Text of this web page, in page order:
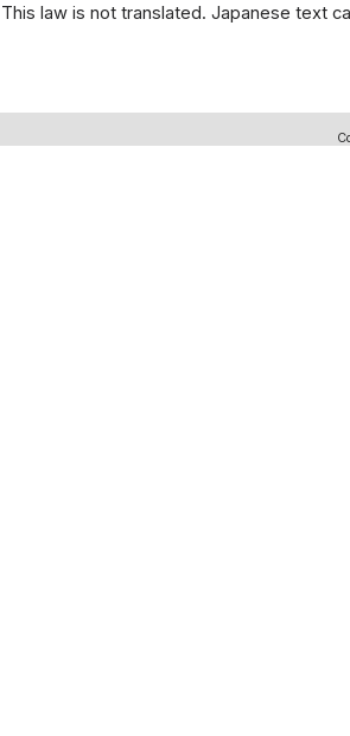
This law is not translated. Japanese text